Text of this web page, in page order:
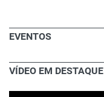
EVENTOS
VÍDEO EM DESTAQUE